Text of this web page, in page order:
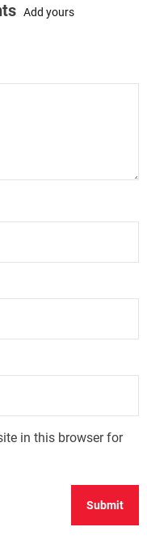
Add yours
in this browser for